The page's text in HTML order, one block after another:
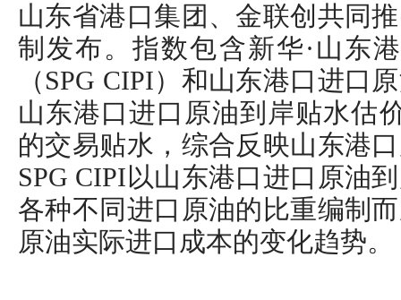
山东省港口集团、金联创共同
制发布。指数包含新华·山东
（SPG CIPI）和山东港口进口
山东港口进口原油到岸贴水估
的交易贴水，综合反映山东港
SPG CIPI以山东港口进口原油
各种不同进口原油的比重编制
原油实际进口成本的变化趋势。